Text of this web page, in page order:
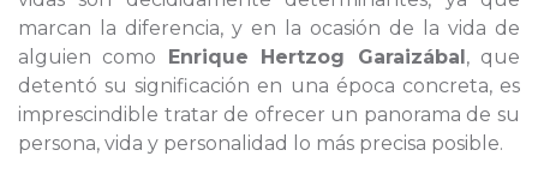
marcan la diferencia, y en la ocasión de la vida de
alguien como Enrique Hertzog Garaizábal, que
detentó su significación en una época concreta, es
imprescindible tratar de ofrecer un panorama de su
persona, vida y personalidad lo más precisa posible.